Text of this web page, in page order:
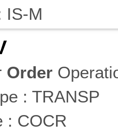
IS-M
Order
: TRANSP
: COCR